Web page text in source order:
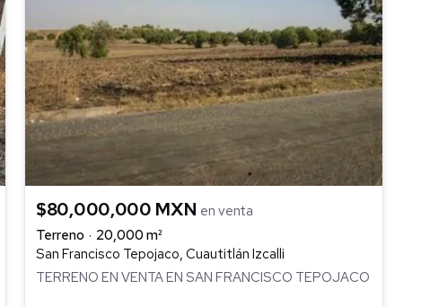
$80,000,000 MXN en venta
Terreno
20,000 m²
San Francisco Tepojaco, Cuautitlán Izcalli
TERRENO EN VENTA EN SAN FRANCISCO TEPOJACO